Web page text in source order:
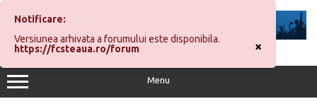
Sari
conținut
Menu
×
Notificare:
Versiunea arhivata a forumului este disponibila.
https://fcsteaua.ro/forum